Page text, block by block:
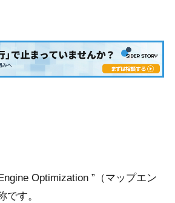
Optimization ”（マップエン
です。